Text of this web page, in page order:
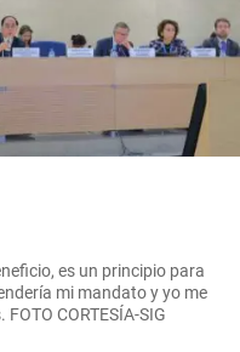
es un principio para
mi mandato y yo me
CORTESÍA-SIG